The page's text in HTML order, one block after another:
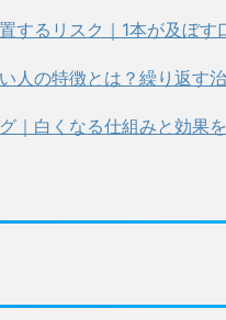
するリスク｜1本が及ぼす
人の特徴とは？繰り返す
｜白くなる仕組みと効果